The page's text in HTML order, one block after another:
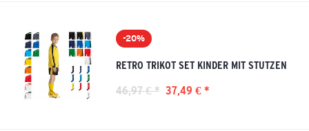
-20%
RETRO TRIKOT SET KINDER MIT STUTZEN
46,97 € * 37,49 € *